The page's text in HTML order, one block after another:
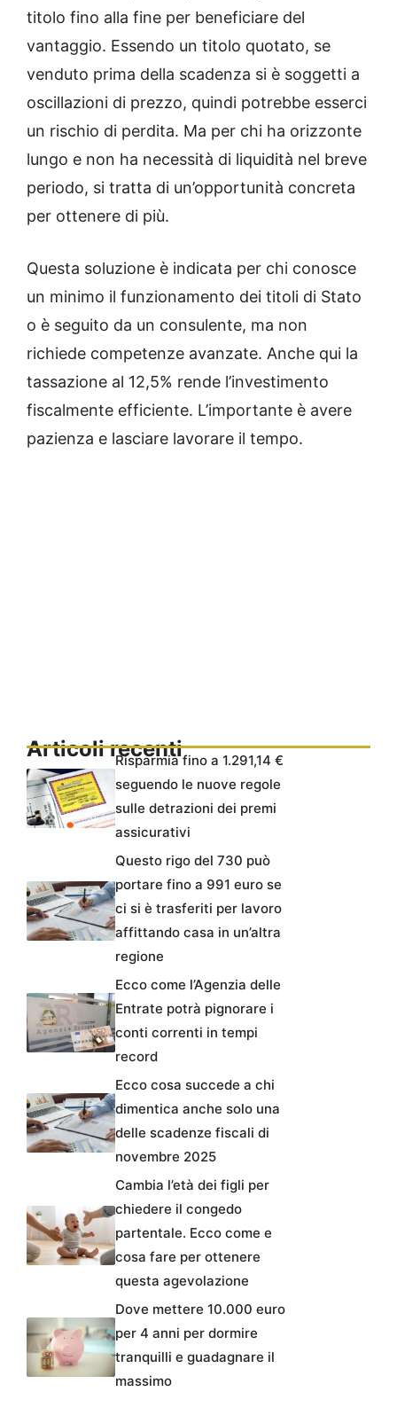
titolo fino alla fine per beneficiare del
vantaggio. Essendo un titolo quotato, se
venduto prima della scadenza si è soggetti a
oscillazioni di prezzo, quindi potrebbe esserci
un rischio di perdita. Ma per chi ha orizzonte
lungo e non ha necessità di liquidità nel breve
periodo, si tratta di un’opportunità concreta
per ottenere di più.
Questa soluzione è indicata per chi conosce
un minimo il funzionamento dei titoli di Stato
o è seguito da un consulente, ma non
richiede competenze avanzate. Anche qui la
tassazione al 12,5% rende l’investimento
fiscalmente efficiente. L’importante è avere
pazienza e lasciare lavorare il tempo.
Articoli recentiRisparmia fino a 1.291,14 €
seguendo le nuove regole
sulle detrazioni dei premi
assicurativi
Questo rigo del 730 può
portare fino a 991 euro se
ci si è trasferiti per lavoro
affittando casa in un’altra
regione
Ecco come l’Agenzia delle
Entrate potrà pignorare i
conti correnti in tempi
record
Ecco cosa succede a chi
dimentica anche solo una
delle scadenze fiscali di
novembre 2025
Cambia l’età dei figli per
chiedere il congedo
partentale. Ecco come e
cosa fare per ottenere
questa agevolazione
Dove mettere 10.000 euro
per 4 anni per dormire
tranquilli e guadagnare il
massimo